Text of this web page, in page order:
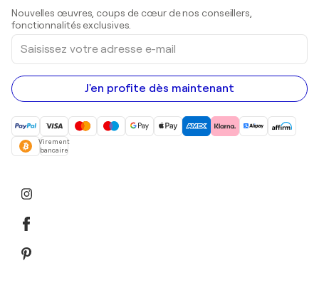
Peintures acryliques
Nouvelles œuvres, coups de cœur de nos conseillers,
fonctionnalités exclusives.
Saisissez
votre
adresse
e-
mail
J'en profite dès maintenant
Virement
bancaire